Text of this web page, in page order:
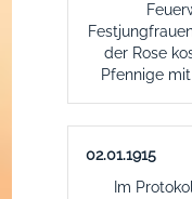
der Rose
Pfennige
02.01.1915
Im